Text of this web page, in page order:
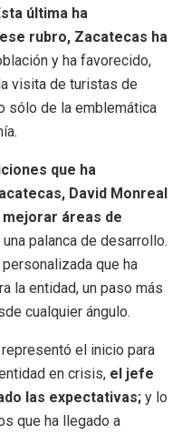
última ha
rubro, Zacatecas ha
y ha favorecido,
visita de turistas de
sólo de la emblemática
que ha
David Monreal
áreas de
palanca de desarrollo.
que ha
la entidad, un paso más
cualquier ángulo.
el inicio para
en crisis, el jefe
las expectativas; y lo
que ha llegado a